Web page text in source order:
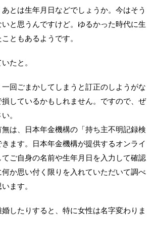
あとは生年月日などでしょうか。今はそう
と思うんですけど。ゆるかった時代に生
ともあるようです。
たと。
一回ごまかしてしまうと訂正のしようがな
しているかもしれません。ですので、ぜ
。
は、日本年金機構の「持ち主不明記録検
ます。日本年金機構が提供するオンライ
ご自身の名前や生年月日を入力して確認
か思い付く限りを入れていただいて調べ
ます。
したりすると、特に女性は名字変わりま